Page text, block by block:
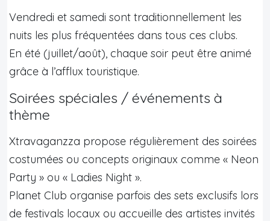
Vendredi et samedi sont traditionnellement les
nuits les plus fréquentées dans tous ces clubs.
En été (juillet/août), chaque soir peut être animé
grâce à l’afflux touristique.
Soirées spéciales / événements à
thème
Xtravaganzza propose régulièrement des soirées
costumées ou concepts originaux comme « Neon
Party » ou « Ladies Night ».
Planet Club organise parfois des sets exclusifs lors
de festivals locaux ou accueille des artistes invités